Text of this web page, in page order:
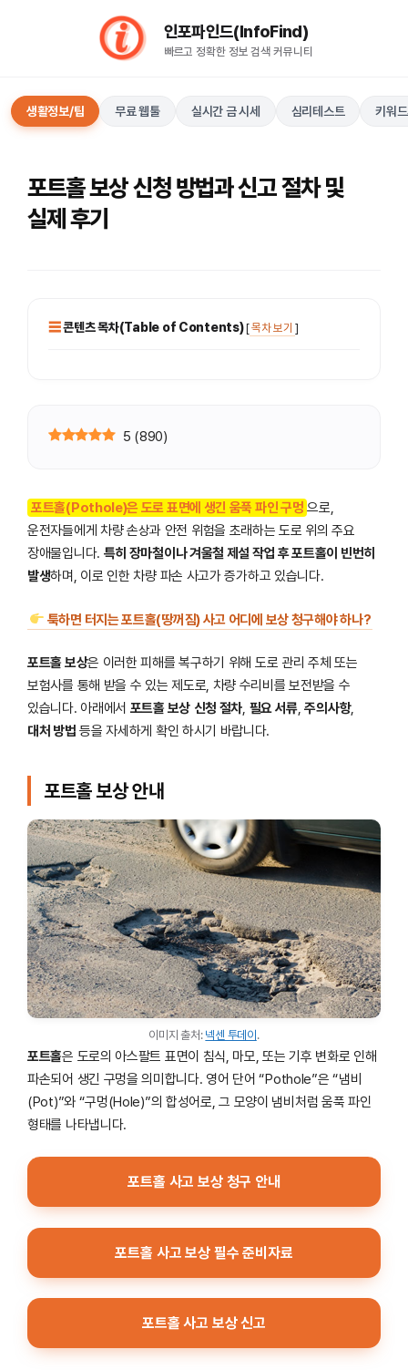
인포파인드(InfoFind)​​​​
빠르고 정확한 정보 검색 커뮤니티
생활정보/팁 무료 웹툴 실시간 금 시세 심리테스트 키워
포트홀 보상 신청 방법과 신고 절차 및
실제 후기
콘텐츠 목차(Table of Contents)[목차 보기 ]
5 (890)
포트홀(Pothole)은 도로 표면에 생긴 움푹 파인 구멍 으로,
운전자들에게 차량 손상과 안전 위험을 초래하는 도로 위의 주요
장애물입니다. 특히 장마철이나 겨울철 제설 작업 후 포트홀이 빈번히
발생하며, 이로 인한 차량 파손 사고가 증가하고 있습니다.
툭하면 터지는 포트홀(땅꺼짐) 사고 어디에 보상 청구해야 하나?
포트홀 보상은 이러한 피해를 복구하기 위해 도로 관리 주체 또는
보험사를 통해 받을 수 있는 제도로, 차량 수리비를 보전받을 수
있습니다. 아래에서 포트홀 보상 신청 절차, 필요 서류,주의사항,
대처 방법 등을 자세하게 확인 하시기 바랍니다.
포트홀 보상 안내
이미지 출처: 넥센 투데이 .
포트홀은 도로의 아스팔트 표면이 침식, 마모, 또는 기후 변화로 인해
파손되어 생긴 구멍을 의미합니다. 영어 단어 “Pothole”은 “냄비
(Pot)”와 “구멍(Hole)”의 합성어로, 그 모양이 냄비처럼 움푹 파인
형태를 나타냅니다.
포트홀 사고 보상 청구 안내
포트홀 사고 보상 필수 준비자료
포트홀 사고 보상 신고